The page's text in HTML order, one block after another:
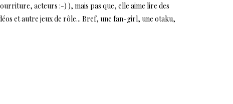
acteurs :-) ), mais pas que, elle aime lire des
et autre jeux de rôle... Bref, une fan-girl, une otaku,